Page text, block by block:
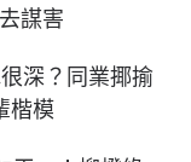
謀害
深？同業揶揄
楷模